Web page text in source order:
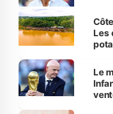
Les
Le